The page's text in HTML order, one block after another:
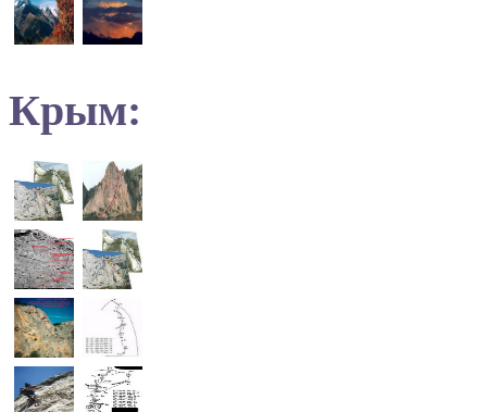
Крым: